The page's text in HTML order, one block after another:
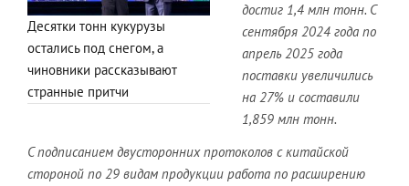
Десятки тонн кукурузы
остались под снегом, а
чиновники рассказывают
странные притчи
достиг 1,4 млн тонн. С
сентября 2024 года по
апрель 2025 года
поставки увеличились
на 27% и составили
1,859 млн тонн.
С подписанием двусторонних протоколов с китайской
стороной по 29 видам продукции работа по расширению